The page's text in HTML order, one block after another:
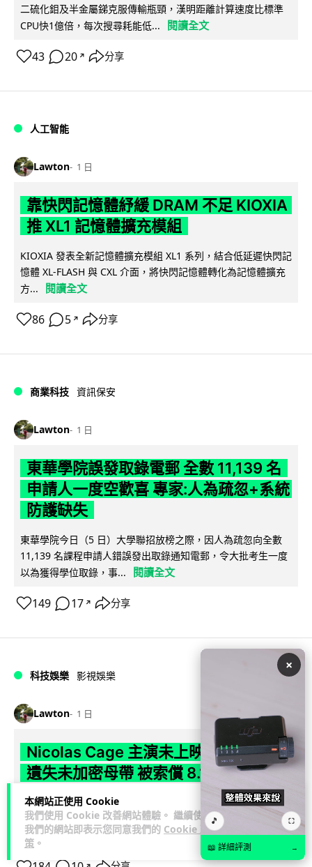
本網站正使用 Cookie
我們使用 Cookie 改善網站體驗。 繼續使用
我們的網站即表示您同意我們的 Cookie 政
策 。
二硫化鉬及半金屬銻克服傳輸瓶頸，漢明距離計算速度比標準
CPU快1億倍，每次搜尋耗能低...
閱讀全文
43 20 ↗ 分享
人工智能
Lawton 1 日
靠快閃記憶體紓緩 DRAM 不足 KIOXIA
推 XL1 記憶體擴充模組
KIOXIA 發表全新記憶體擴充模組 XL1 系列，結合低延遲快閃記
憶體 XL-FLASH 與 CXL 介面，將快閃記憶體轉化為記憶體擴充
方...
閱讀全文
86 5 ↗ 分享
商業科技 資訊保安
Lawton 1 日
東華學院誤發取錄電郵 全數 11,139 名
申請人一度空歡喜 專家:人為疏忽+系統
防護缺失
東華學院今日（5 日）大學聯招放榜之際，因人為疏忽向全數
11,139 名課程申請人錯誤發出取錄通知電郵，令大批考生一度
以為獲得學位取錄，事...
閱讀全文
149 17 ↗ 分享
科技娛樂 影視娛樂
Lawton 1 日
Nicolas Cage 主演未上映電影 Netflix
遺失未加密母帶 被索償 8.19 億港元
【唔見未加密母帶咁大件事】Netflix 洛杉磯辦公室被竊，未上
映的 Nicolas Cage 電影《Fortitude》母帶亦告失蹤。電影...
閱讀全文
×
🎵 ⛶
📖 詳細評測 →